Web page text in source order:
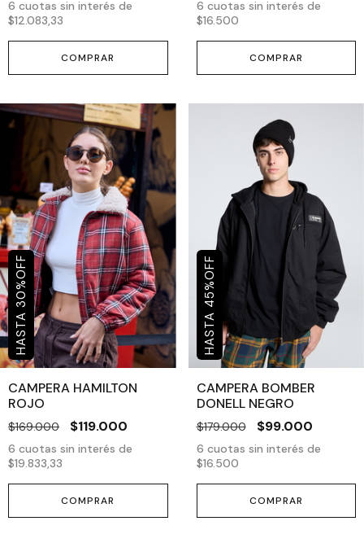
6 cuotas sin interés de
$12.083,33
COMPRAR
6 cuotas sin interés de
$16.500
COMPRAR
30
%
OFF
CAMPERA HAMILTON
ROJO
$169.000 $119.000
6 cuotas sin interés de
$19.833,33
COMPRAR
45
%
OFF
CAMPERA BOMBER
DONELL NEGRO
$179.000 $99.000
6 cuotas sin interés de
$16.500
COMPRAR